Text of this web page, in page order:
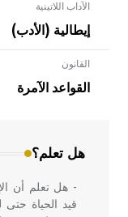
الآداب اللاتينية
إيطالية (الأدب)
القانون
القواعد الآمرة
هل تعلم؟
- هل تعلم أن
الهندسية التي
في بلاد الشام
- هل تعلم أن